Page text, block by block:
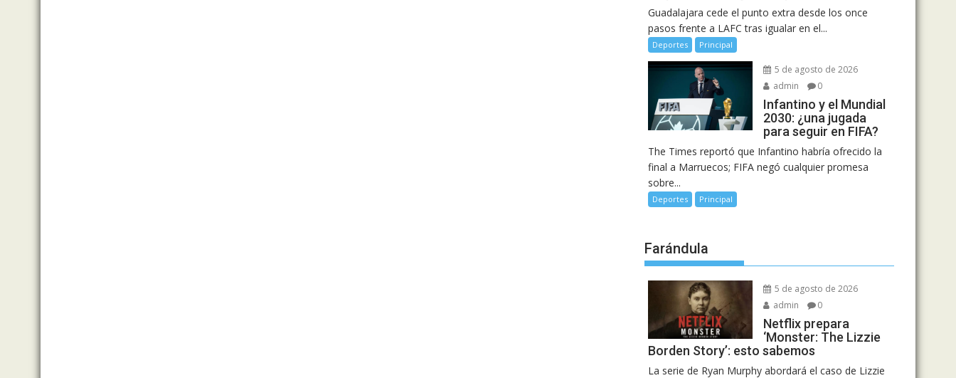
Guadalajara cede el punto extra desde los once
pasos frente a LAFC tras igualar en el...
Deportes Principal
5 de agosto de 2026
admin
0
Infantino y el Mundial
2030: ¿una jugada
para seguir en FIFA?
The Times reportó que Infantino habría ofrecido la
final a Marruecos; FIFA negó cualquier promesa
sobre...
Deportes Principal
Farándula
5 de agosto de 2026
admin
0
Netflix prepara
‘Monster: The Lizzie
Borden Story’: esto sabemos
La serie de Ryan Murphy abordará el caso de Lizzie